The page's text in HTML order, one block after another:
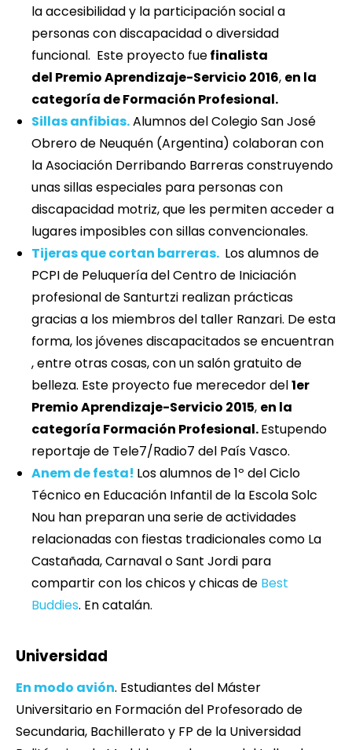
la accesibilidad y la participación social a
personas con discapacidad o diversidad
funcional. Este proyecto fuefinalista
del Premio Aprendizaje-Servicio 2016, en la
categoría de Formación Profesional.
Sillas anfibias.Alumnos del Colegio San José
Obrero de Neuquén (Argentina) colaboran con
la Asociación Derribando Barreras construyendo
unas sillas especiales para personas con
discapacidad motriz, que les permiten acceder a
lugares imposibles con sillas convencionales.
Tijeras que cortan barreras. Los alumnos de
PCPI de Peluquería del Centro de Iniciación
profesional de Santurtzi realizan prácticas
gracias a los miembros del taller Ranzari. De esta
forma, los jóvenes discapacitados se encuentran
, entre otras cosas, con un salón gratuito de
belleza. Este proyecto fue merecedor del1er
Premio Aprendizaje-Servicio 2015, en la
categoría Formación Profesional.Estupendo
reportaje de Tele7/Radio7 del País Vasco.
Anem de festa! Los alumnos de 1º del Ciclo
Técnico en Educación Infantil de la Escola Solc
Nou han preparan una serie de actividades
relacionadas con fiestas tradicionales como La
Castañada, Carnaval o Sant Jordi para
compartir con los chicos y chicas de Best
Buddies. En catalán.
Universidad
En modo avión. Estudiantes del Máster
Universitario en Formación del Profesorado de
Secundaria, Bachillerato y FP de la Universidad